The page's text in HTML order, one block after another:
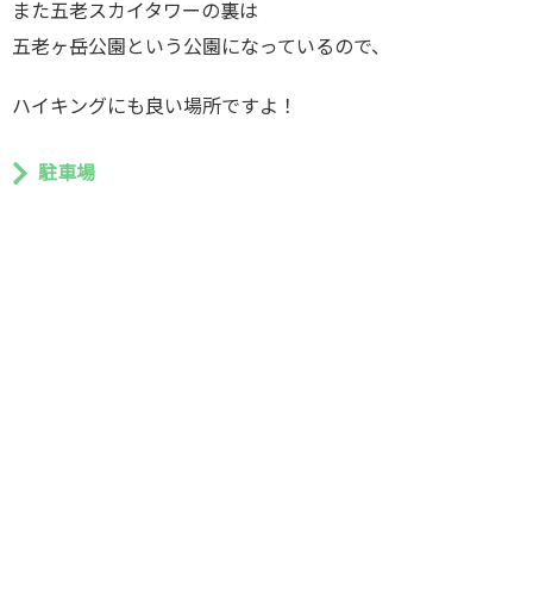
また五老スカイタワーの裏は
五老ヶ岳公園という公園になっているので、
ハイキングにも良い場所ですよ！
駐車場